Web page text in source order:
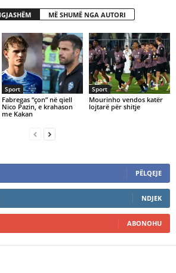
MË SHUMË NGA AUTORI
Sport
Fabregas “çon” në qiell
Nico Pazin, e krahason
me Kakan
Sport
Mourinho vendos katër
lojtarë për shitje
PËLQEJE
NDJEK
ABONOHU